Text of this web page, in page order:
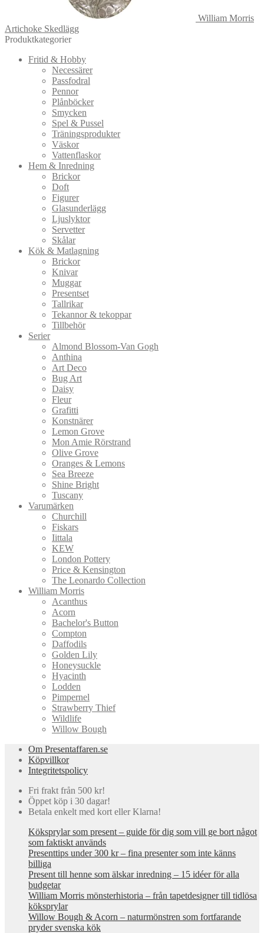
William Morris
Artichoke Skedlägg
Produktkategorier
Fritid & Hobby
Necessärer
Passfodral
Pennor
Plånböcker
Smycken
Spel & Pussel
Träningsprodukter
Väskor
Vattenflaskor
Hem & Inredning
Brickor
Doft
Figurer
Glasunderlägg
Ljuslyktor
Servetter
Skålar
Kök & Matlagning
Brickor
Knivar
Muggar
Presentset
Tallrikar
Tekannor & tekoppar
Tillbehör
Serier
Almond Blossom-Van Gogh
Anthina
Art Deco
Bug Art
Daisy
Fleur
Grafitti
Konstnärer
Lemon Grove
Mon Amie Rörstrand
Olive Grove
Oranges & Lemons
Sea Breeze
Shine Bright
Tuscany
Varumärken
Churchill
Fiskars
Iittala
KEW
London Pottery
Price & Kensington
The Leonardo Collection
William Morris
Acanthus
Acorn
Bachelor's Button
Compton
Daffodils
Golden Lily
Honeysuckle
Hyacinth
Lodden
Pimpernel
Strawberry Thief
Wildlife
Willow Bough
Om Presentaffaren.se
Köpvillkor
Integritetspolicy
Fri frakt från 500 kr!
Öppet köp i 30 dagar!
Betala enkelt med kort eller Klarna!
Köksprylar som present – guide för dig som vill ge bort något
som faktiskt används
Presenttips under 300 kr – fina presenter som inte känns
billiga
Present till henne som älskar inredning – 15 idéer för alla
budgetar
William Morris mönsterhistoria – från tapetdesigner till tidlösa
köksprylar
Willow Bough & Acorn – naturmönstren som fortfarande
pryder svenska kök